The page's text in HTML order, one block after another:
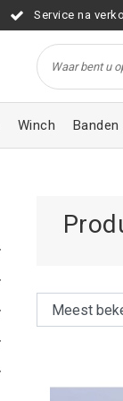
Service na
Winch